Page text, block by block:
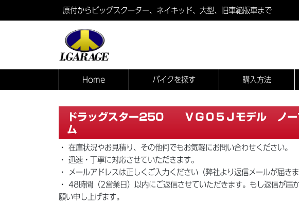
原付からビッグスクーター、ネイキッド、大型、旧車絶版車まで
Home バイクを探す 購入方法
ドラッグスター250 ＶＧ０５Ｊモデル ノー
ム
・ 在庫状況やお見積り、その他何でもお気軽にお問い合わせください。
・ 迅速・丁寧に対応させていただきます。
・ メールアドレスは正しくご入力ください（弊社より返信メールが届きま
・ 48時間（2営業日）以内にご返信させていただきます。もし返信が届
願い申し上げます。